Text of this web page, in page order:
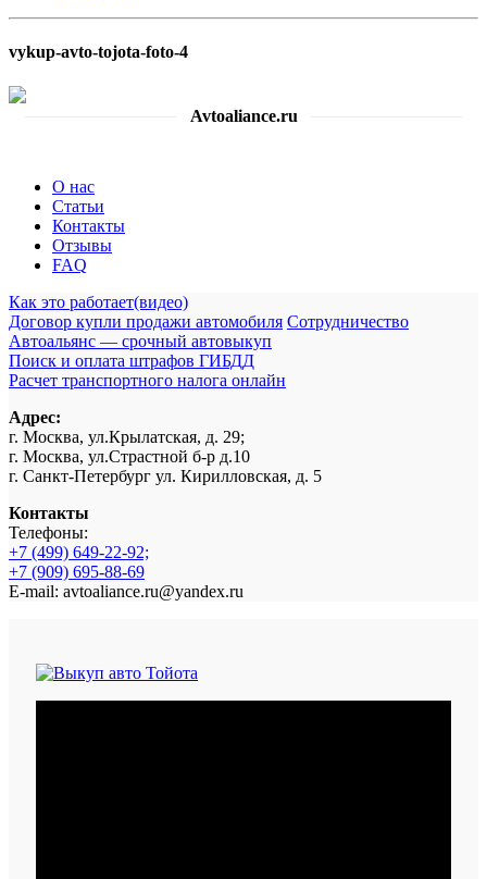
vykup-avto-tojota-foto-4
Avtoaliance.ru
О нас
Статьи
Контакты
Отзывы
FAQ
Как это работает(видео)
Договор купли продажи автомобиля Сотрудничество
Автоальянс — срочный автовыкуп
Поиск и оплата штрафов ГИБДД
Расчет транспортного налога онлайн
Адрес:
г. Москва, ул.Крылатская, д. 29;
г. Москва, ул.Страстной б-р д.10
г. Санкт-Петербург ул. Кирилловская, д. 5
Контакты
Телефоны:
+7 (499) 649-22-92;
+7 (909) 695-88-69
E-mail: avtoaliance.ru@yandex.ru